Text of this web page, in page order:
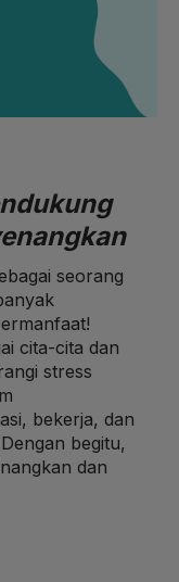
seorang
cita-cita dan
stress
bekerja, dan
begitu,
dan